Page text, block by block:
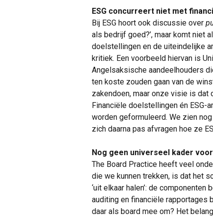
ESG concurreert niet met
Bij ESG hoort ook discussie over
als bedrijf goed?’, maar komt niet
doelstellingen en de uiteindelijke
kritiek. Een voorbeeld hiervan is
Angelsaksische aandeelhouders
ten koste zouden gaan van de
zakendoen, maar onze visie is
Financiële doelstellingen én
worden geformuleerd. We zien
zich daarna pas afvragen hoe ze
Nog geen universeel kader voor
The Board Practice heeft veel
die we kunnen trekken, is dat het
‘uit elkaar halen’: de
auditing en financiële rapportages
daar als board mee om? Het